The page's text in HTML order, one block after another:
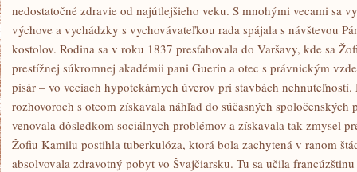
nedostatočné zdravie od najútlejšieho veku. S mnohými vecami sa
výchove a vychádzky s vychovávateľkou rada spájala s návštevou
kostolov. Rodina sa v roku 1837 presťahovala do Varšavy, kde sa
prestížnej súkromnej akadémii pani Guerin a otec s právnickým
pisár – vo veciach hypotekárnych úverov pri stavbách
rozhovoroch s otcom získavala náhľad do súčasných spoločenských
venovala dôsledkom sociálnych problémov a získavala tak zmysel
Žofiu Kamilu postihla tuberkulóza, ktorá bola zachytená v ranom
absolvovala zdravotný pobyt vo Švajčiarsku. Tu sa učila